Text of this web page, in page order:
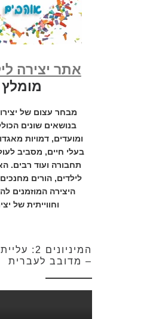
אתר יצירה
מומלץ
מבחר עצום של
בנושאים שונים
ומועדים, דמויות
בעלי חיים, מסביב
תחבורה ועוד רבים.
לילדים, הורים
היצירה המוזמנים
וחווייתית של
המיניונים
– מדובב לעברית